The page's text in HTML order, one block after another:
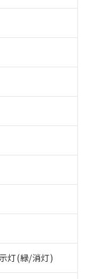
灯(緑/消灯)
対応した製品が提供可
に非対応の商品で、対
の対応状況を調査中ま